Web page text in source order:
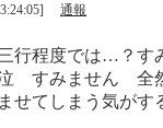
通報
行程度では…？
すみません 全
せてしまう気が